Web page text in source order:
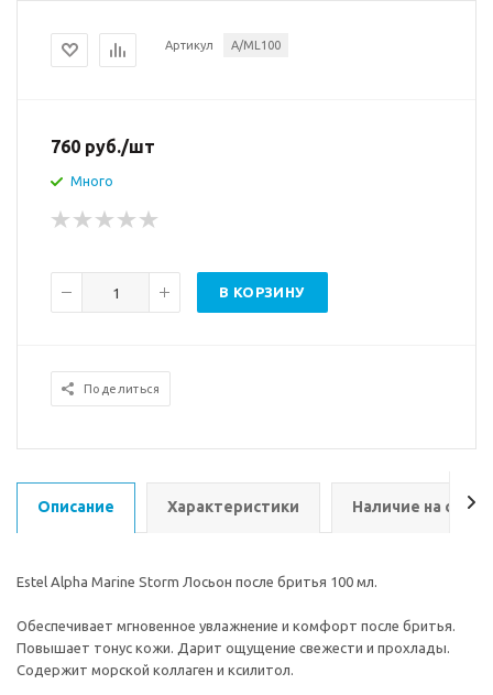
Артикул A/ML100
760 руб./шт
Много
В КОРЗИНУ
Поделиться
Описание Характеристики Наличие на
Estel Alpha Marine Storm Лосьон после бритья 100 мл.
Обеспечивает мгновенное увлажнение и комфорт после бритья.
Повышает тонус кожи. Дарит ощущение свежести и прохлады.
Содержит морской коллаген и ксилитол.